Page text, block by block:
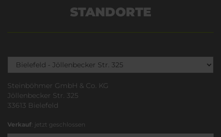
STANDORTE
Steinböhmer GmbH & Co. KG
Jöllenbecker Str. 325
33613 Bielefeld
Verkauf: jetzt geschlossen